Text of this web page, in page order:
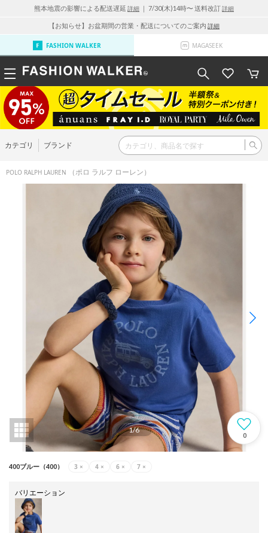
熊本地震の影響による配送遅延 詳細 ｜ 7/30(木)14時〜 送料改訂詳細
【お知らせ】お盆期間の営業・配送についてのご案内 詳細
FASHION WALKER MAGASEEK
カテゴリ ブランド
POLO RALPH LAUREN （ポロ ラルフ ローレン）
1/6
0
400ブルー（400） 3 × 4 × 6 × 7 ×
バリエーション